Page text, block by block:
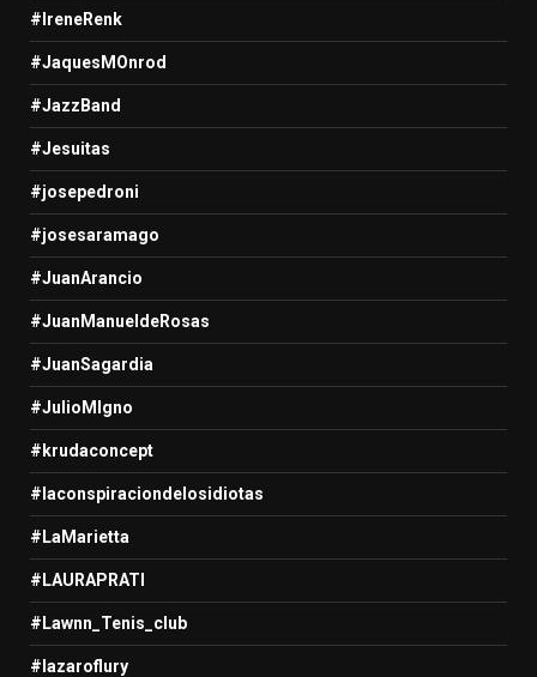
#IreneRenk
#JaquesMOnrod
#JazzBand
#Jesuitas
#josepedroni
#josesaramago
#JuanArancio
#JuanManueldeRosas
#JuanSagardia
#JulioMIgno
#krudaconcept
#laconspiraciondelosidiotas
#LaMarietta
#LAURAPRATI
#Lawnn_Tenis_club
#lazaroflury